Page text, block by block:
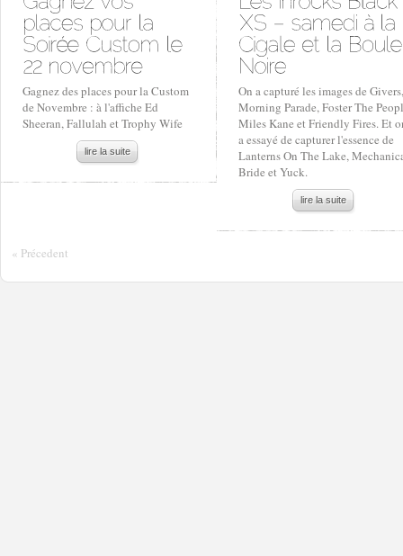
Gagnez des places pour la Custom
de Novembre : à l'affiche Ed
Sheeran, Fallulah et Trophy Wife
lire la suite
On a capturé les images de Givers,
Morning Parade, Foster The
Miles Kane et Friendly Fires. Et
a essayé de capturer l'essence de
Lanterns On The Lake,
Bride et Yuck.
lire la suite
« Précedent